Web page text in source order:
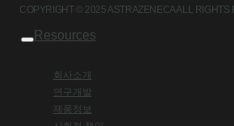
COPYRIGHT © 2025 ASTRAZENECA ALL
Resources
회사소개
연구개발
제품정보